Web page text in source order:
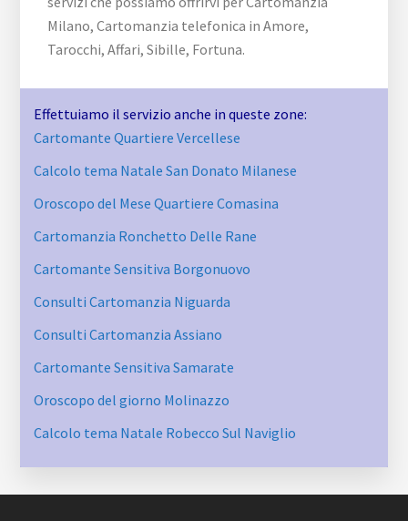
Milano, Cartomanzia telefonica in Amore,
Tarocchi, Affari, Sibille, Fortuna.
Effettuiamo il servizio anche in queste zone:
Cartomante Quartiere Vercellese
Calcolo tema Natale San Donato Milanese
Oroscopo del Mese Quartiere Comasina
Cartomanzia Ronchetto Delle Rane
Cartomante Sensitiva Borgonuovo
Consulti Cartomanzia Niguarda
Consulti Cartomanzia Assiano
Cartomante Sensitiva Samarate
Oroscopo del giorno Molinazzo
Calcolo tema Natale Robecco Sul Naviglio